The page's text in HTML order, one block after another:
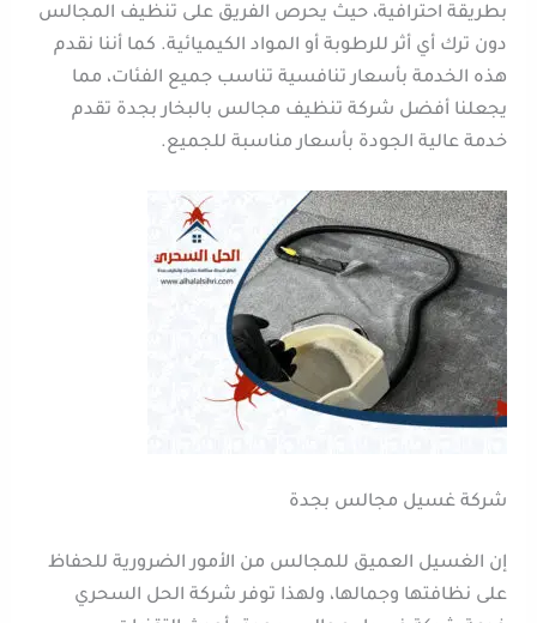
بطريقة احترافية، حيث يحرص الفريق على تنظيف المجالس
دون ترك أي أثر للرطوبة أو المواد الكيميائية. كما أننا نقدم
هذه الخدمة بأسعار تنافسية تناسب جميع الفئات، مما
يجعلنا أفضل شركة تنظيف مجالس بالبخار بجدة تقدم
خدمة عالية الجودة بأسعار مناسبة للجميع.
شركة غسيل مجالس بجدة
إن الغسيل العميق للمجالس من الأمور الضرورية للحفاظ
على نظافتها وجمالها، ولهذا توفر شركة الحل السحري